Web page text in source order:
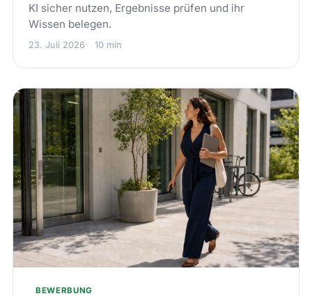
KI sicher nutzen, Ergebnisse prüfen und ihr
Wissen belegen.
23. Juli 2026 10 min
BEWERBUNG